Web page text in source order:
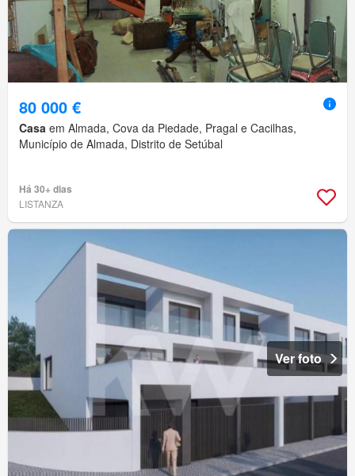
80 000 €
Casa em Almada, Cova da Piedade, Pragal e Cacilhas,
Município de Almada, Distrito de Setúbal
Há 30+ dias
LISTANZA
Ver foto